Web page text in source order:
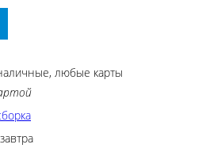
любые карты